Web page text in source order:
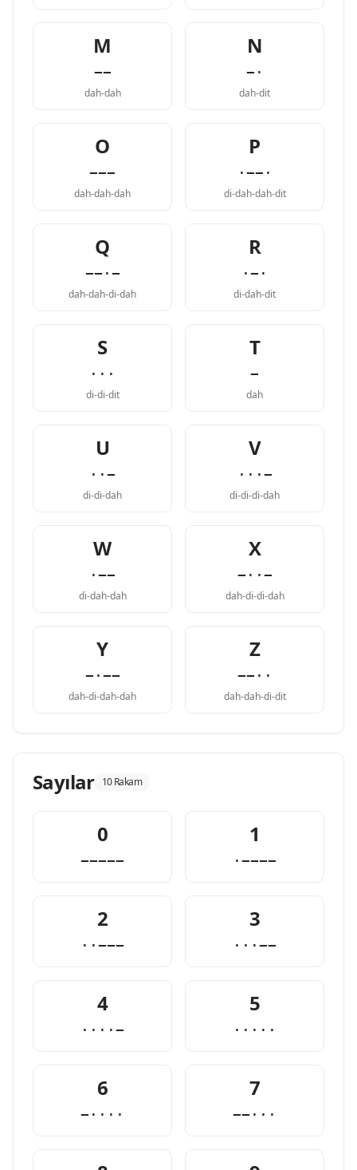
M
−−
dah-dah
N
−·
dah-dit
O
−−−
dah-dah-dah
P
·−−·
di-dah-dah-dit
Q
−−·−
dah-dah-di-dah
R
·−·
di-dah-dit
S
···
di-di-dit
T
−
dah
U
··−
di-di-dah
V
···−
di-di-di-dah
W
·−−
di-dah-dah
X
−··−
dah-di-di-dah
Y
−·−−
dah-di-dah-dah
Z
−−··
dah-dah-di-dit
Sayılar 10 Rakam
0
−−−−−
1
·−−−−
2
··−−−
3
···−−
4
····−
5
·····
6
−····
7
−−···